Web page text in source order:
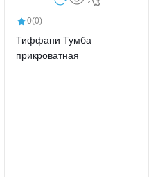
0(0)
Тиффани Тумба
прикроватная